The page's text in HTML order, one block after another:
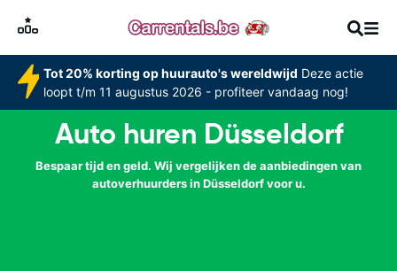
Tot 20% korting op huurauto's wereldwijd Deze actie
loopt t/m 11 augustus 2026 - profiteer vandaag nog!
Auto huren Düsseldorf
Bespaar tijd en geld. Wij vergelijken de aanbiedingen van
autoverhuurders in Düsseldorf voor u.